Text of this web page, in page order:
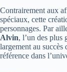
Contrairement aux
spéciaux, cette
personnages. Par
Alvin, l’un des plus
largement au
référence dans